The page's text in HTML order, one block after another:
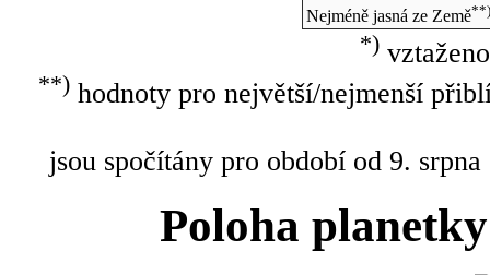
Nejméně jasná ze Země**)
*)
**)hodnoty pro největší/nejmenší
jsou spočítány pro období od 9.
Poloha